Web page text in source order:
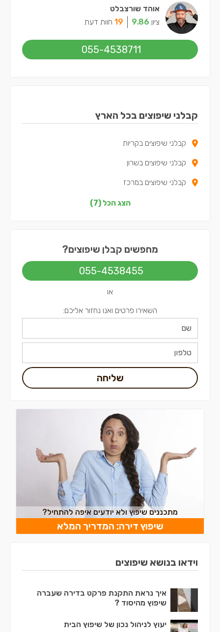
אוהד שורצבלט
ציון 9.86
19 חוות דעת
055-4538711
קבלני שיפוצים בכל הארץ
קבלני שיפוצים בקריות
קבלני שיפוצים בשרון
קבלני שיפוצים במרכז
קבלני שיפוצים בצפון
קבלני שיפוצים בדרום
קבלני שיפוצים בתל אביב
הצג הכל (7)
מחפשים קבלן שיפוצים?
055-4538455
או
השאירו פרטים ואנו נחזור אליכם:
שליחה
מתכננים שיפוץ ולא יודעים איפה להתחיל?
שיפוץ דירה: המדריך המלא
וידאו בנושא שיפוצים
איך נראת התקנת פרקט בדירה שעברה
שיפוץ מהיסוד ?
יעוץ לניהול נכון של שיפוץ הבית